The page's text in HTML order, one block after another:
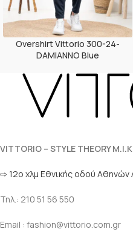
Overshirt Vittorio 300-24-
DAMIANNO Blue
VITTORIO – STYLE THEORY
⇨ 12ο χλμ Eθνικής οδού Αθηνών
Τηλ.: 210 51 56 550
Email : fashion@vittorio.com.gr